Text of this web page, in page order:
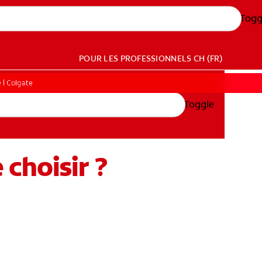
POUR LES PROFESSIONNELS CH (FR)
Toggle
Colgate
?